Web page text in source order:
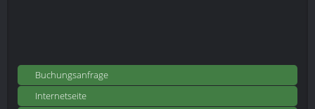
Buchungsanfrage
Internetseite